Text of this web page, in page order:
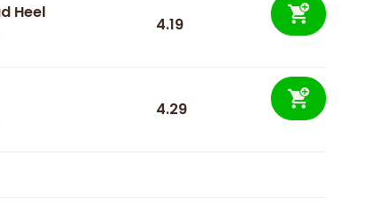
Heel
4.19
4.29